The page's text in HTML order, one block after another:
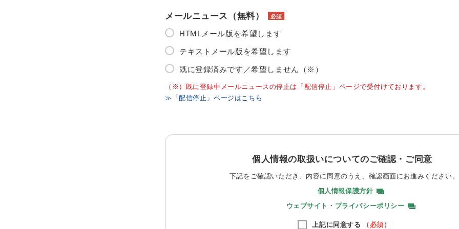
メールニュース（無料） 必須
HTMLメール版を希望します
テキストメール版を希望します
既に登録済みです／希望しません（※）
（※）既に登録中メールニュースの停止は「配信停止」ページで受付けております。
≫「配信停止」ページはこちら
個人情報の取扱いについてのご確認・ご同意
下記をご確認いただき、内容に同意のうえ、 確認画面にお進みください。
個人情報保護方針
ウェブサイト・プライバシーポリシー
上記に同意する （必須）